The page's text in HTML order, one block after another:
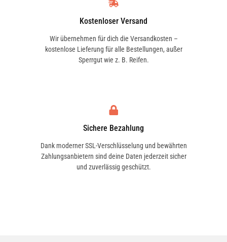
Kostenloser Versand
Wir übernehmen für dich die Versandkosten –
kostenlose Lieferung für alle Bestellungen, außer
Sperrgut wie z. B. Reifen.
Sichere Bezahlung
Dank moderner SSL-Verschlüsselung und bewährten
Zahlungsanbietern sind deine Daten jederzeit sicher
und zuverlässig geschützt.